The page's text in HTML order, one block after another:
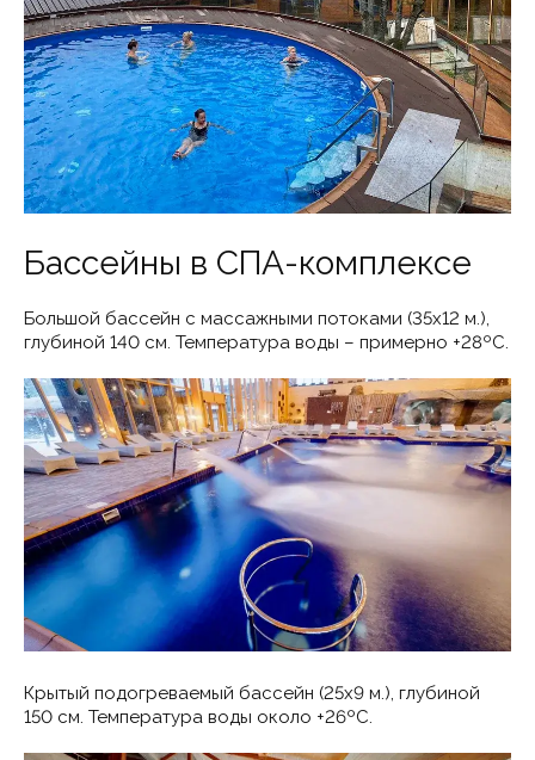
Бассейны в СПА-комплексе
Большой бассейн с массажными потоками (35х12 м.),
глубиной 140 см. Температура воды – примерно +28ºС.
Крытый подогреваемый бассейн (25х9 м.), глубиной
150 см. Температура воды около +26ºС.